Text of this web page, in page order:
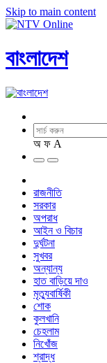
Skip to main content
বাংলাদেশ
অ ফ A
রাজনীতি
সরকার
অপরাধ
আইন ও বিচার
দুর্ঘটনা
সুখবর
অন্যান্য
হাত বাড়িয়ে দাও
মৃত্যুবার্ষিকী
শোক
কুলখানি
চেহলাম
নিখোঁজ
শ্রাদ্ধ